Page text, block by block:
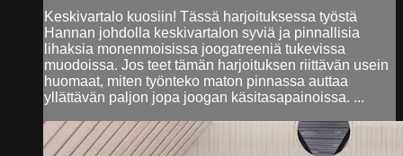
Keskivartalo kuosiin! Tässä harjoituksessa työstä
Hannan johdolla keskivartalon syviä ja pinnallisia
lihaksia monenmoisissa joogatreeniä tukevissa
muodoissa. Jos teet tämän harjoituksen riittävän usein
huomaat, miten työnteko maton pinnassa auttaa
yllättävän paljon jopa joogan käsitasapainoissa. ...